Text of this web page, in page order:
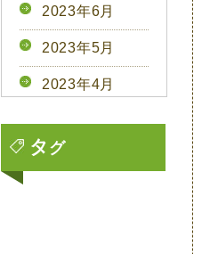
2023年6月
2023年5月
2023年4月
2023年3月
2023年2月
タ グ